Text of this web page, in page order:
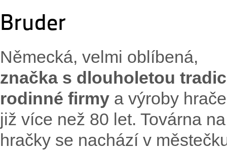
Bruder
Německá, velmi oblíbená,
značka s dlouholetou
rodinné firmy a výroby
již více než 80 let. Továrna na
hračky se nachází v